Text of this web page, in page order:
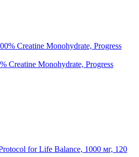
Creatine Monohydrate, Progress